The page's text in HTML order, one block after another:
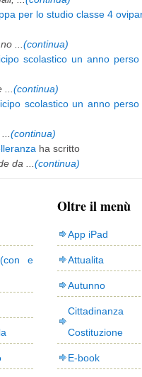
per lo studio classe 4
... (continua)
scolastico un anno perso
(continua)
scolastico un anno perso
(continua)
ha scritto
da ... (continua)
e
Oltre il menù
App iPad
Attualita
Autunno
Cittadinanza
Costituzione
E-book